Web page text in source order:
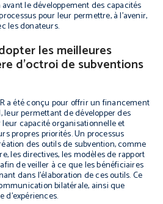
le développement des capacités
pour leur permettre, à l’avenir,
les donateurs.
les meilleures
d’octroi de subventions
a été conçu pour offrir un financement
leur permettant de développer des
capacité organisationnelle et
propres priorités. Un processus
des outils de subvention, comme
les directives, les modèles de rapport
de veiller à ce que les bénéficiaires
dans l’élaboration de ces outils. Ce
bilatérale, ainsi que
d’expériences.